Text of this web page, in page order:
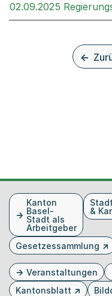
02.09.2025
FusszeileKanton
Basel-
Stadt als
Arbeitgeber
&
Gesetzessammlung
Veranstaltungen
Kantonsblatt